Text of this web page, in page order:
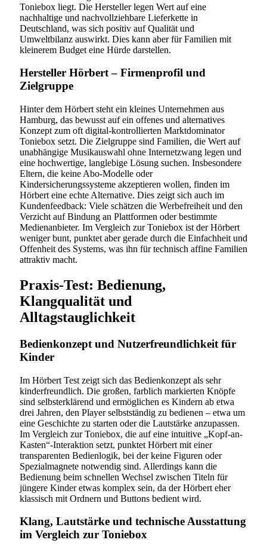
Toniebox liegt. Die Hersteller legen Wert auf eine
nachhaltige und nachvollziehbare Lieferkette in
Deutschland, was sich positiv auf Qualität und
Umweltbilanz auswirkt. Dies kann aber für Familien mit
kleinerem Budget eine Hürde darstellen.
Hersteller Hörbert – Firmenprofil und
Zielgruppe
Hinter dem Hörbert steht ein kleines Unternehmen aus
Hamburg, das bewusst auf ein offenes und alternatives
Konzept zum oft digital-kontrollierten Marktdominator
Toniebox setzt. Die Zielgruppe sind Familien, die Wert auf
unabhängige Musikauswahl ohne Internetzwang legen und
eine hochwertige, langlebige Lösung suchen. Insbesondere
Eltern, die keine Abo-Modelle oder
Kindersicherungssysteme akzeptieren wollen, finden im
Hörbert eine echte Alternative. Dies zeigt sich auch im
Kundenfeedback: Viele schätzen die Werbefreiheit und den
Verzicht auf Bindung an Plattformen oder bestimmte
Medienanbieter. Im Vergleich zur Toniebox ist der Hörbert
weniger bunt, punktet aber gerade durch die Einfachheit und
Offenheit des Systems, was ihn für technisch affine Familien
attraktiv macht.
Praxis-Test: Bedienung,
Klangqualität und
Alltagstauglichkeit
Bedienkonzept und Nutzerfreundlichkeit für
Kinder
Im Hörbert Test zeigt sich das Bedienkonzept als sehr
kinderfreundlich. Die großen, farblich markierten Knöpfe
sind selbsterklärend und ermöglichen es Kindern ab etwa
drei Jahren, den Player selbstständig zu bedienen – etwa um
eine Geschichte zu starten oder die Lautstärke anzupassen.
Im Vergleich zur Toniebox, die auf eine intuitive „Kopf-an-
Kasten“-Interaktion setzt, punktet Hörbert mit einer
transparenten Bedienlogik, bei der keine Figuren oder
Spezialmagnete notwendig sind. Allerdings kann die
Bedienung beim schnellen Wechsel zwischen Titeln für
jüngere Kinder etwas komplex sein, da der Hörbert eher
klassisch mit Ordnern und Buttons bedient wird.
Klang, Lautstärke und technische Ausstattung
im Vergleich zur Toniebox